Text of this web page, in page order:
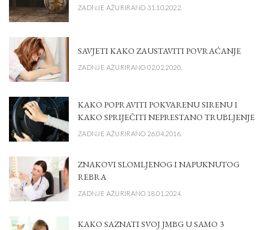
ZADNJE AŽURIRANO 31.10.2022.
SAVJETI KAKO ZAUSTAVITI POVRAĆANJE
ZADNJE AŽURIRANO 02.02.2020.
KAKO POPRAVITI POKVARENU SIRENU I
KAKO SPRIJEČITI NEPRESTANO TRUBLJENJE
ZADNJE AŽURIRANO 26.04.2016.
ZNAKOVI SLOMLJENOG I NAPUKNUTOG
REBRA
ZADNJE AŽURIRANO 18.01.2024.
KAKO SAZNATI SVOJ JMBG U SAMO 3